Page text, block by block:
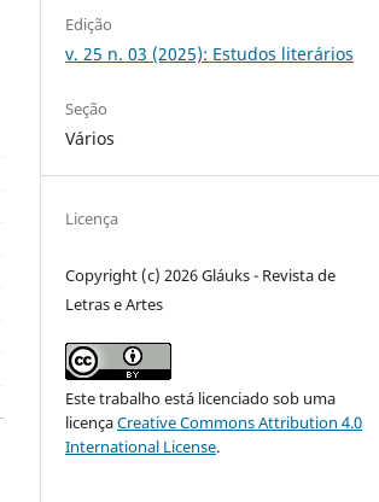
Edição
v. 25 n. 03 (2025): Estudos literários
Seção
Vários
Licença
Copyright (c) 2026 Gláuks - Revista de
Letras e Artes
Este trabalho está licenciado sob uma
licençaCreative Commons Attribution 4.0
International License.